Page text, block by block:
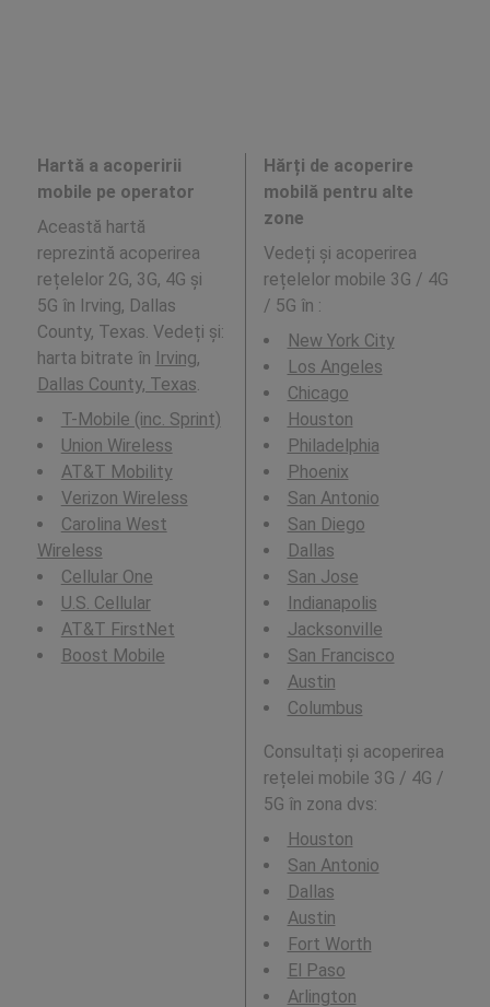
Hartă a acoperirii
mobile pe operator
Această hartă
reprezintă acoperirea
rețelelor 2G, 3G, 4G și
5G în Irving, Dallas
County, Texas. Vedeți și:
harta bitrate în Irving,
Dallas County, Texas
T-Mobile (inc. Sprint)
Union Wireless
AT&T Mobility
Verizon Wireless
Carolina West
Wireless
Cellular One
U.S. Cellular
AT&T FirstNet
Boost Mobile
Hărți de acoperire
mobilă pentru alte
zone
Vedeți și acoperirea
rețelelor mobile 3G / 4G
/ 5G în :
New York City
Los Angeles
Chicago
Houston
Philadelphia
Phoenix
San Antonio
San Diego
Dallas
San Jose
Indianapolis
Jacksonville
San Francisco
Austin
Columbus
Consultați și acoperirea
rețelei mobile 3G / 4G /
5G în zona dvs:
Houston
San Antonio
Dallas
Austin
Fort Worth
El Paso
Arlington